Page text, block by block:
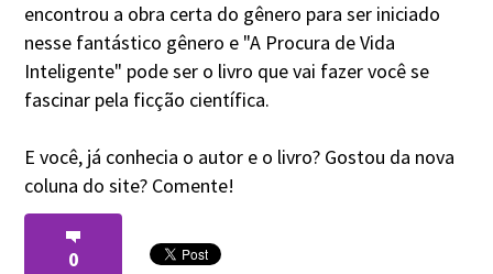
encontrou a obra certa do gênero para ser iniciado
nesse fantástico gênero e "A Procura de Vida
Inteligente" pode ser o livro que vai fazer você se
fascinar pela ficção científica.
E você, já conhecia o autor e o livro? Gostou da nova
coluna do site? Comente!
0